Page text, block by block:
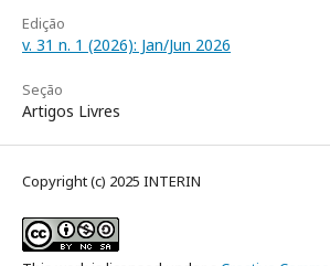
Edição
v. 31 n. 1 (2026): Jan/Jun 2026
Seção
Artigos Livres
Copyright (c) 2025 INTERIN